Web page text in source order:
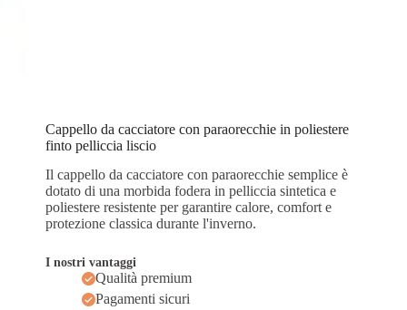
Cappello da cacciatore con paraorecchie in poliestere
finto pelliccia liscio
Il cappello da cacciatore con paraorecchie semplice è
dotato di una morbida fodera in pelliccia sintetica e
poliestere resistente per garantire calore, comfort e
protezione classica durante l'inverno.
I nostri vantaggi
Qualità premium
Pagamenti sicuri